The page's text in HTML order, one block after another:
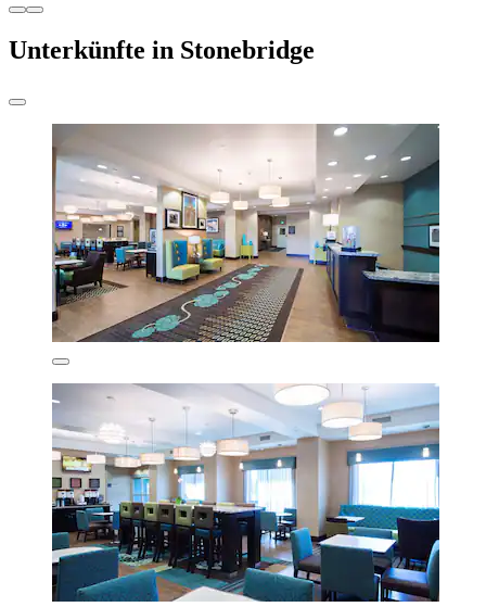
Unterkünfte in Stonebridge